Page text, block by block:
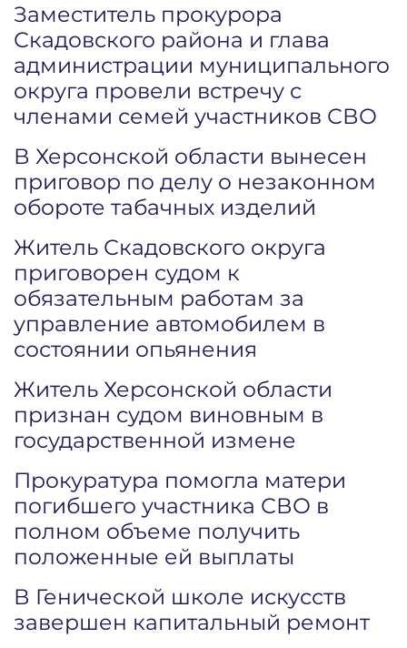
Заместитель прокурора
Скадовского района и глава
администрации муниципального
округа провели встречу с
членами семей участников СВО
В Херсонской области вынесен
приговор по делу о незаконном
обороте табачных изделий
Житель Скадовского округа
приговорен судом к
обязательным работам за
управление автомобилем в
состоянии опьянения
Житель Херсонской области
признан судом виновным в
государственной измене
Прокуратура помогла матери
погибшего участника СВО в
полном объеме получить
положенные ей выплаты
В Генической школе искусств
завершен капитальный ремонт